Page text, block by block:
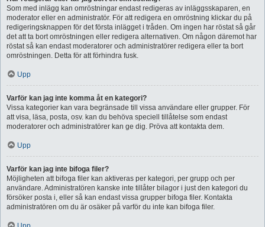
Som med inlägg kan omröstningar endast redigeras av inläggsskaparen, en
moderator eller en administratör. För att redigera en omröstning klickar du på
redigeringsknappen för det första inlägget i tråden. Om ingen har röstat så går
det att ta bort omröstningen eller redigera alternativen. Om någon däremot har
röstat så kan endast moderatorer och administratörer redigera eller ta bort
omröstningen. Detta för att förhindra fusk.
Upp
Varför kan jag inte komma åt en kategori?
Vissa kategorier kan vara begränsade till vissa användare eller grupper. För
att visa, läsa, posta, osv. kan du behöva speciell tillåtelse som endast
moderatorer och administratörer kan ge dig. Pröva att kontakta dem.
Upp
Varför kan jag inte bifoga filer?
Möjligheten att bifoga filer kan aktiveras per kategori, per grupp och per
användare. Administratören kanske inte tillåter bilagor i just den kategori du
försöker posta i, eller så kan endast vissa grupper bifoga filer. Kontakta
administratören om du är osäker på varför du inte kan bifoga filer.